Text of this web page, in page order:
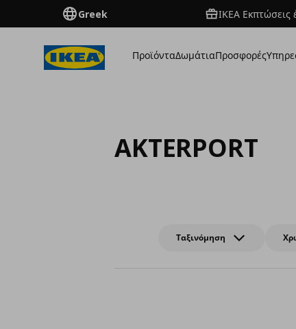
Greek ΙΚΕΑ Εκπτώσεις
ΠροϊόνταΔωμάτιαΠροσφορές
AKTERPORT
Ταξινόμηση